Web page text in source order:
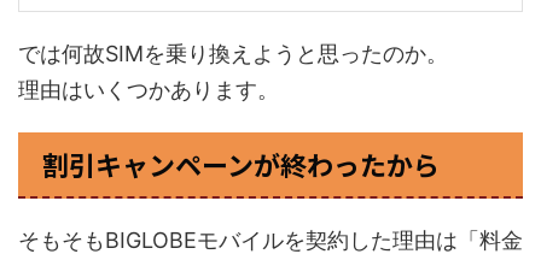
では何故SIMを乗り換えようと思ったのか。
理由はいくつかあります。
割引キャンペーンが終わったから
そもそもBIGLOBEモバイルを契約した理由は「料金